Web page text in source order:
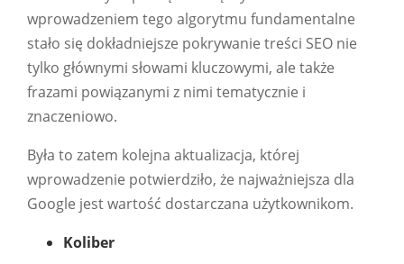
wprowadzeniem tego algorytmu fundamentalne
stało się dokładniejsze pokrywanie treści SEO nie
tylko głównymi słowami kluczowymi, ale także
frazami powiązanymi z nimi tematycznie i
znaczeniowo.
Była to zatem kolejna aktualizacja, której
wprowadzenie potwierdziło, że najważniejsza dla
Google jest wartość dostarczana użytkownikom.
Koliber